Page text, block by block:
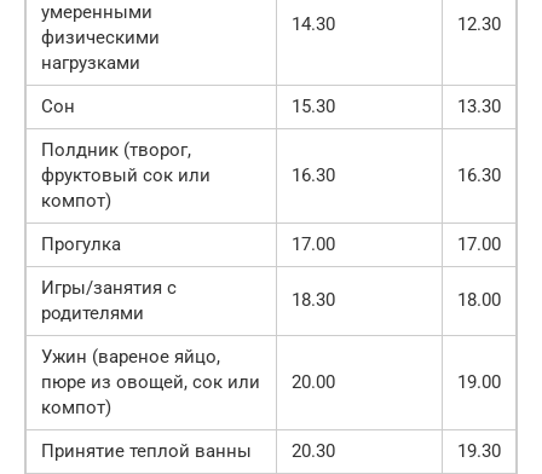
умеренными
физическими
нагрузками
14.30 12.30
Сон 15.30
13.30
Полдник (творог,
фруктовый сок или
компот)
16.30 16.30
Прогулка 17.00
17.00
Игры/занятия с
родителями
18.30 18.00
Ужин (вареное яйцо,
пюре из овощей, сок или
компот)
20.00 19.00
Принятие теплой ванны 20.30
19.30